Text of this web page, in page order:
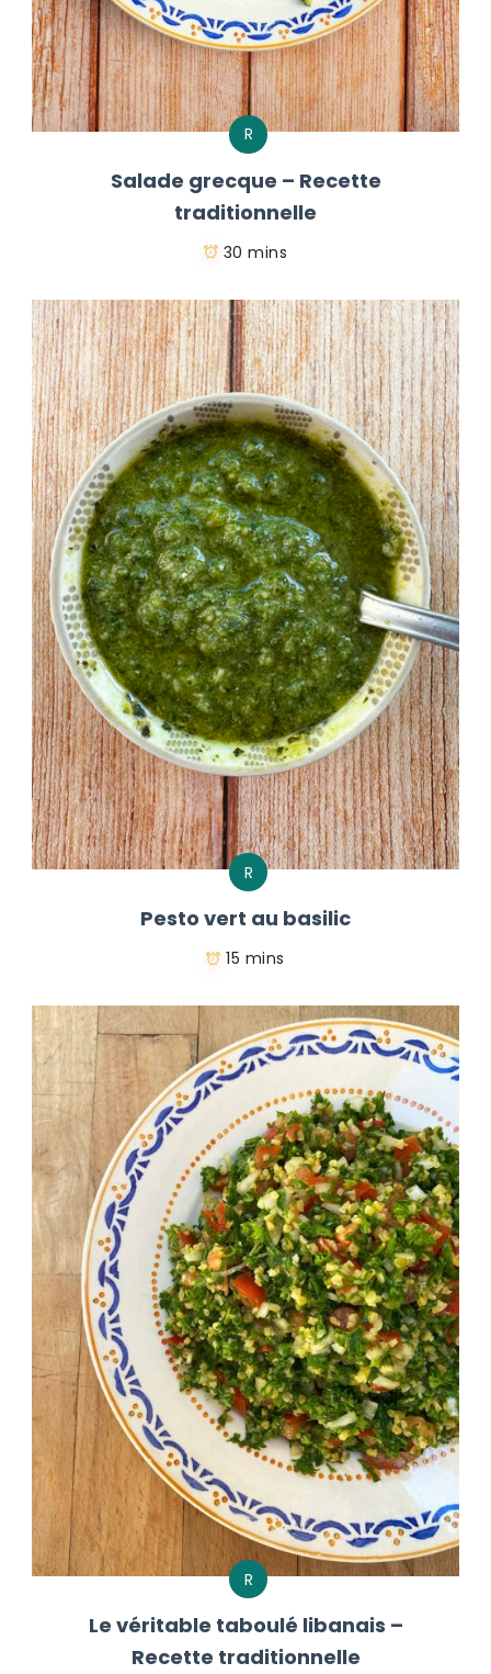
R
Salade grecque – Recette
traditionnelle
30 mins
R
Pesto vert au basilic
15 mins
R
Le véritable taboulé libanais –
Recette traditionnelle